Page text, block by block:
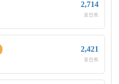
2,714
포인트
2,421
포인트